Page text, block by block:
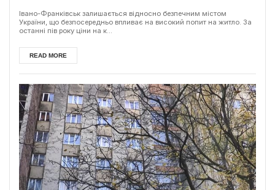
Івано-Франківськ залишається відносно безпечним містом
України, що безпосередньо впливає на високий попит на житло. За
останні пів року ціни на к...
READ MORE